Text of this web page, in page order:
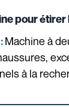
pour étirer
Machine à
à la